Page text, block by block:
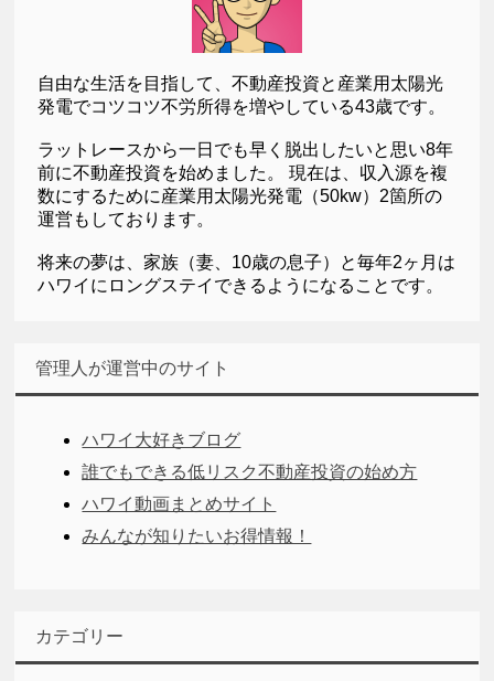
自由な生活を目指して、不動産投資と産業用太陽光
発電でコツコツ不労所得を増やしている43歳です。
ラットレースから一日でも早く脱出したいと思い8年
前に不動産投資を始めました。 現在は、収入源を複
数にするために産業用太陽光発電（50kw）2箇所の
運営もしております。
将来の夢は、家族（妻、10歳の息子）と毎年2ヶ月は
ハワイにロングステイできるようになることです。
管理人が運営中のサイト
ハワイ大好きブログ
誰でもできる低リスク不動産投資の始め方
ハワイ動画まとめサイト
みんなが知りたいお得情報！
カテゴリー